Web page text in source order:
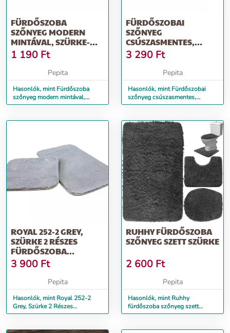
FÜRDŐSZOBA
SZŐNYEG MODERN
MINTÁVAL, SZÜRKE-
ARANY-KÉK
ELMOSÁSSAL
1 190 Ft
Pepita
Hasonlók, mint Fürdőszoba
szőnyeg modern mintával,
szürke-arany-kék elmosással
FÜRDŐSZOBAI
SZŐNYEG
CSÚSZASMENTES,
NEDVSZÍVÓ,
DEKORATÍV KAVICS
3 290 Ft
Pepita
Hasonlók, mint Fürdőszobai
szőnyeg csúszasmentes,
nedvszívó, dekoratív kavics
ROYAL 252-2 GREY,
SZÜRKE 2 RÉSZES
FÜRDŐSZOBA
SZŐNYEG 50X80 +
50X45CM
3 900 Ft
Pepita
Hasonlók, mint Royal 252-2
Grey, Szürke 2 Részes
Fürdőszoba Szőnyeg 50x80 +
RUHHY FÜRDŐSZOBA
SZŐNYEG SZETT SZÜRKE
2 600 Ft
Pepita
Hasonlók, mint Ruhhy
fürdőszoba szőnyeg szett
szürke